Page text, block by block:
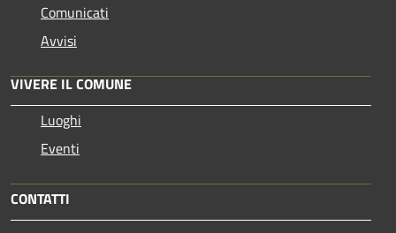
Comunicati
Avvisi
VIVERE IL COMUNE
Luoghi
Eventi
CONTATTI